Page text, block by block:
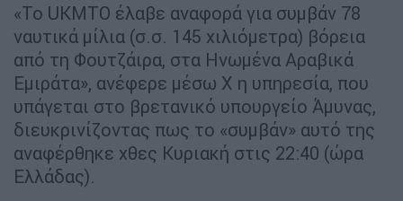
«Το UKMTO έλαβε αναφορά για συμβάν 78
ναυτικά μίλια (σ.σ. 145 χιλιόμετρα) βόρεια
από τη Φουτζάιρα, στα Ηνωμένα Αραβικά
Εμιράτα», ανέφερε μέσω X η υπηρεσία, που
υπάγεται στο βρετανικό υπουργείο Άμυνας,
διευκρινίζοντας πως το «συμβάν» αυτό της
αναφέρθηκε χθες Κυριακή στις 22:40 (ώρα
Ελλάδας).